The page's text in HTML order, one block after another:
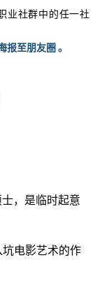
业社群中的任一社
至朋友圈 。
，是临时起意
电影艺术的作